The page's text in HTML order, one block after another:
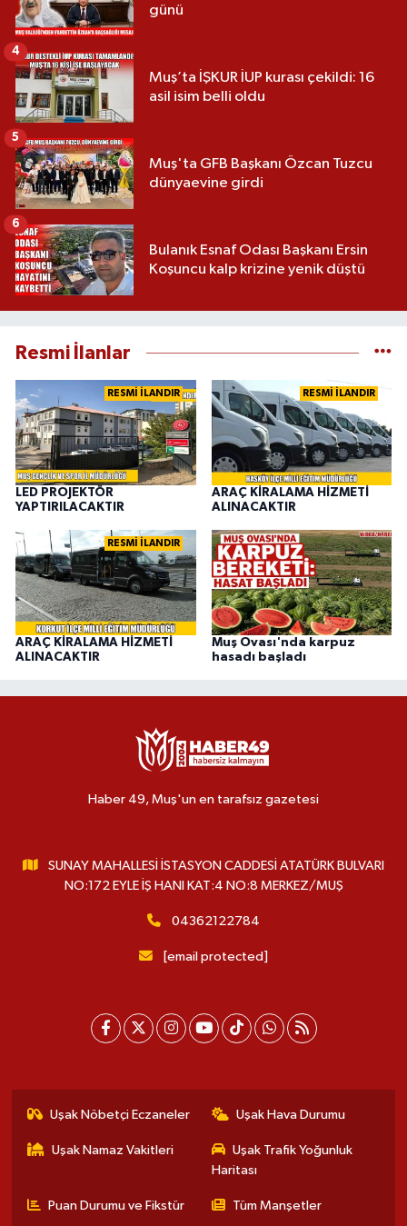
günü
Muş’ta İŞKUR İUP kurası çekildi: 16
asil isim belli oldu
4
Muş'ta GFB Başkanı Özcan Tuzcu
dünyaevine girdi
5
Bulanık Esnaf Odası Başkanı Ersin
Koşuncu kalp krizine yenik düştü
6
Resmi İlanlar
RESMİ İLANDIR
LED PROJEKTÖR
YAPTIRILACAKTIR
RESMİ İLANDIR
ARAÇ KİRALAMA HİZMETİ
ALINACAKTIR
RESMİ İLANDIR
ARAÇ KİRALAMA HİZMETİ
ALINACAKTIR
Muş Ovası'nda karpuz
hasadı başladı
Haber 49, Muş'un en tarafsız gazetesi
SUNAY MAHALLESİ İSTASYON CADDESİ ATATÜRK BULVARI
NO:172 EYLE İŞ HANI KAT:4 NO:8 MERKEZ/MUŞ
04362122784
[email protected]
Uşak Nöbetçi Eczaneler Uşak Hava Durumu
Uşak Namaz Vakitleri
Uşak Trafik Yoğunluk
Haritası
Puan Durumu ve Fikstür Tüm Manşetler